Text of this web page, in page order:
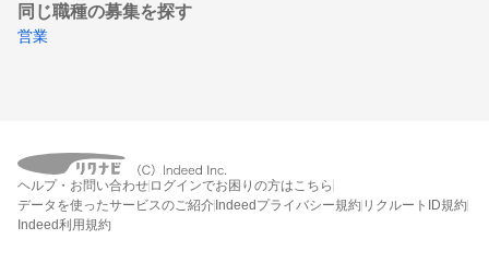
同じ職種の募集を探す
営業
ヘルプ・お問い合わせ ログインでお困りの方はこちら
データを使ったサービスのご紹介Indeedプライバシー規約 リクルートID規約
Indeed利用規約